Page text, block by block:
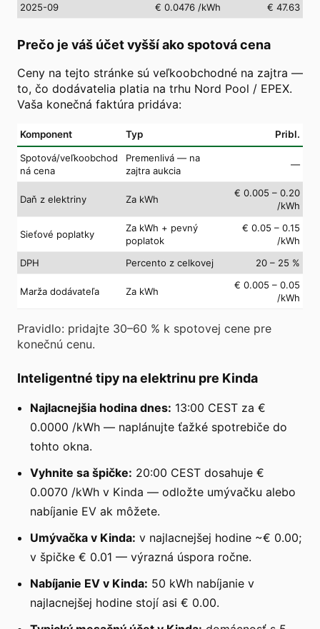
2025-09
€ 0.0476 /kWh € 47.63
Prečo je váš účet vyšší ako spotová cena
Ceny na tejto stránke sú veľkoobchodné na zajtra —
to, čo dodávatelia platia na trhu Nord Pool / EPEX.
Vaša konečná faktúra pridáva:
Komponent Typ Pribl.
Spotová/veľkoobchod
ná cena
Premenlivá — na
zajtra aukcia
—
Daň z elektriny Za kWh
€ 0.005 – 0.20
/kWh
Sieťové poplatky
Za kWh + pevný
poplatok
€ 0.05 – 0.15
/kWh
DPH
Percento z celkovej 20 – 25 %
Marža dodávateľa Za kWh
€ 0.005 – 0.05
/kWh
Pravidlo: pridajte 30–60 % k spotovej cene pre
konečnú cenu.
Inteligentné tipy na elektrinu pre Kinda
Najlacnejšia hodina dnes: 13:00 CEST za €
0.0000 /kWh — naplánujte ťažké spotrebiče do
tohto okna.
Vyhnite sa špičke: 20:00 CEST dosahuje €
0.0070 /kWh v Kinda — odložte umývačku alebo
nabíjanie EV ak môžete.
Umývačka v Kinda: v najlacnejšej hodine ~€ 0.00;
v špičke € 0.01 — výrazná úspora ročne.
Nabíjanie EV v Kinda: 50 kWh nabíjanie v
najlacnejšej hodine stojí asi € 0.00.